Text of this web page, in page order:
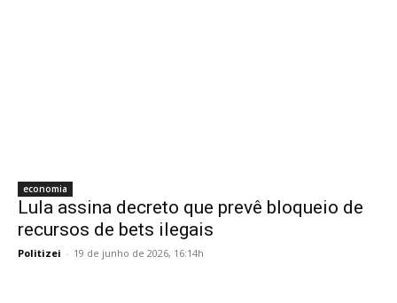
economia
Lula assina decreto que prevê bloqueio de
recursos de bets ilegais
Politizei - 19 de junho de 2026, 16:14h